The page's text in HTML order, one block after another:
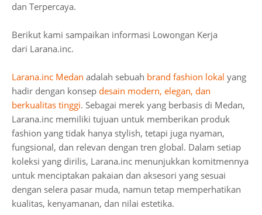
dan Terpercaya.
Berikut kami sampaikan informasi Lowongan Kerja
dari Larana.inc.
Larana.inc Medan adalah sebuah brand fashion lokal yang
hadir dengan konsep desain modern, elegan, dan
berkualitas tinggi. Sebagai merek yang berbasis di Medan,
Larana.inc memiliki tujuan untuk memberikan produk
fashion yang tidak hanya stylish, tetapi juga nyaman,
fungsional, dan relevan dengan tren global. Dalam setiap
koleksi yang dirilis, Larana.inc menunjukkan komitmennya
untuk menciptakan pakaian dan aksesori yang sesuai
dengan selera pasar muda, namun tetap memperhatikan
kualitas, kenyamanan, dan nilai estetika.